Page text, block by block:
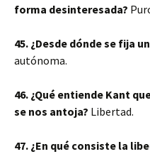
forma desinteresada?
45. ¿Desde dónde se fija
autónoma.
46. ¿Qué entiende Kant
se nos antoja? Libertad.
47. ¿En qué consiste la